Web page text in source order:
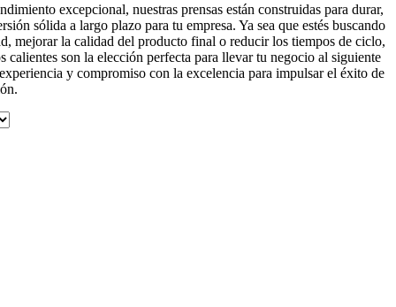
excepcional, nuestras prensas están construidas para durar,
sólida a largo plazo para tu empresa. Ya sea que estés buscando
mejorar la calidad del producto final o reducir los tiempos de ciclo,
calientes son la elección perfecta para llevar tu negocio al siguiente
y compromiso con la excelencia para impulsar el éxito de